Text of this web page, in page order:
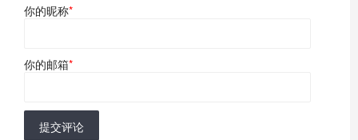
你的昵称*
你的邮箱*
提交评论